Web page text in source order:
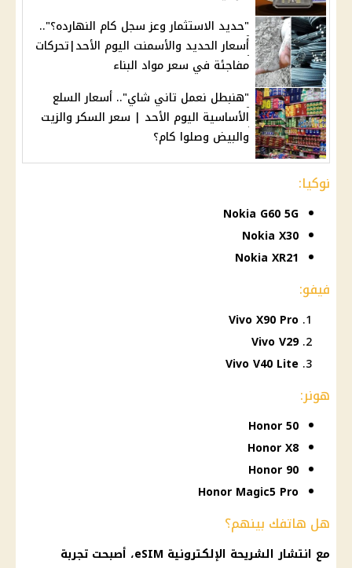
"حديد الاستثمار وعز سجل كام النهارده؟"..
أسعار الحديد والأسمنت اليوم الأحد|تحركات
مفاجئة في سعر مواد البناء
"هنبطل نعمل تاني شاي".. أسعار السلع
الأساسية اليوم الأحد | سعر السكر والزيت
والبيض وصلوا كام؟
نوكيا:
Nokia G60 5G
Nokia X30
Nokia XR21
فيفو:
Vivo X90 Pro
Vivo V29
Vivo V40 Lite
هونر:
Honor 50
Honor X8
Honor 90
Honor Magic5 Pro
هل هاتفك بينهم؟
مع انتشار الشريحة الإلكترونية eSIM، أصبحت تجربة